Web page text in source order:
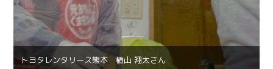
トヨタレンタリース熊本 植山 翔太さん